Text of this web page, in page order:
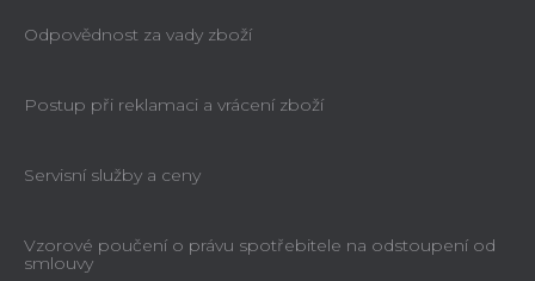
Odpovědnost za vady zboží
Postup při reklamaci a vrácení zboží
Servisní služby a ceny
Vzorové poučení o právu spotřebitele na odstoupení od
smlouvy